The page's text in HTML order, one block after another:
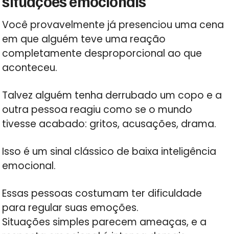
Você provavelmente já presenciou uma cena
em que alguém teve uma reação
completamente desproporcional ao que
aconteceu.
Talvez alguém tenha derrubado um copo e a
outra pessoa reagiu como se o mundo
tivesse acabado: gritos, acusações, drama.
Isso é um sinal clássico de baixa inteligência
emocional.
Essas pessoas costumam ter dificuldade
para regular suas emoções.
Situações simples parecem ameaças, e a